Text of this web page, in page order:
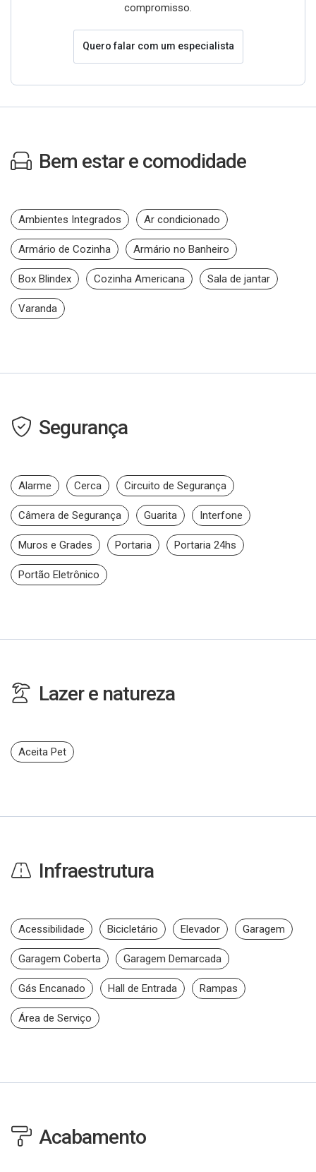
compromisso.
Quero falar com um especialista
Bem estar e comodidade
Ambientes Integrados Ar condicionado
Armário de Cozinha Armário no Banheiro
Box Blindex Cozinha Americana Sala de jantar
Varanda
Segurança
Alarme Cerca Circuito de Segurança
Câmera de Segurança Guarita Interfone
Muros e Grades Portaria Portaria 24hs
Portão Eletrônico
Lazer e natureza
Aceita Pet
Infraestrutura
Acessibilidade Bicicletário Elevador Garagem
Garagem Coberta Garagem Demarcada
Gás Encanado Hall de Entrada Rampas
Área de Serviço
Acabamento